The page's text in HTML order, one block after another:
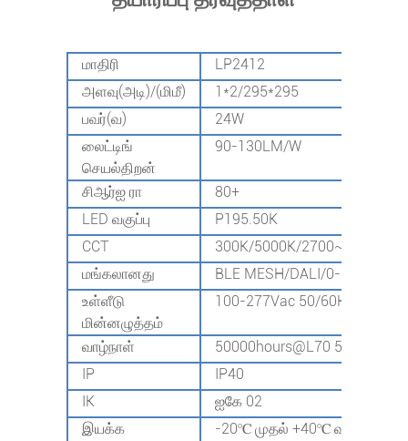
மாதிரி LP2412
அளவு(அடி)/(மிமீ)
1*2/295*295
பவர்(வ)
24W
லைட்டிங்
செயல்திறன்
90-130LM/W
சிஆர்ஐ ரா
80+
LED வகுப்பு
P195.50K
CCT
300K/5000K/2700~6500K
மங்கலானது
BLE MESH/DALI/0-10V
உள்ளீடு
மின்னழுத்தம்
100-277Vac 50/60Hz
வாழ்நாள்
50000hours@L70 5வருட
IP
IP40
IK
ஐகே 02
இயக்க
-20℃ முதல் +40℃ வரை